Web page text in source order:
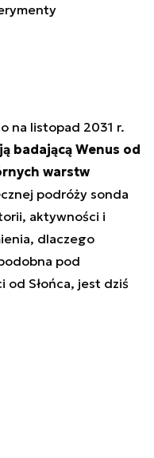
na listopad 2031 r.
badającą Wenus od
warstw
podróży sonda
aktywności i
dlaczego
pod
od Słońca, jest dziś